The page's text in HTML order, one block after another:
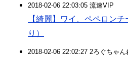
2018-02-06 22:03:05 流速VIP
【綺麗】ワイ、ペペロン
り）
2018-02-06 22:02:27 2ろぐちゃ